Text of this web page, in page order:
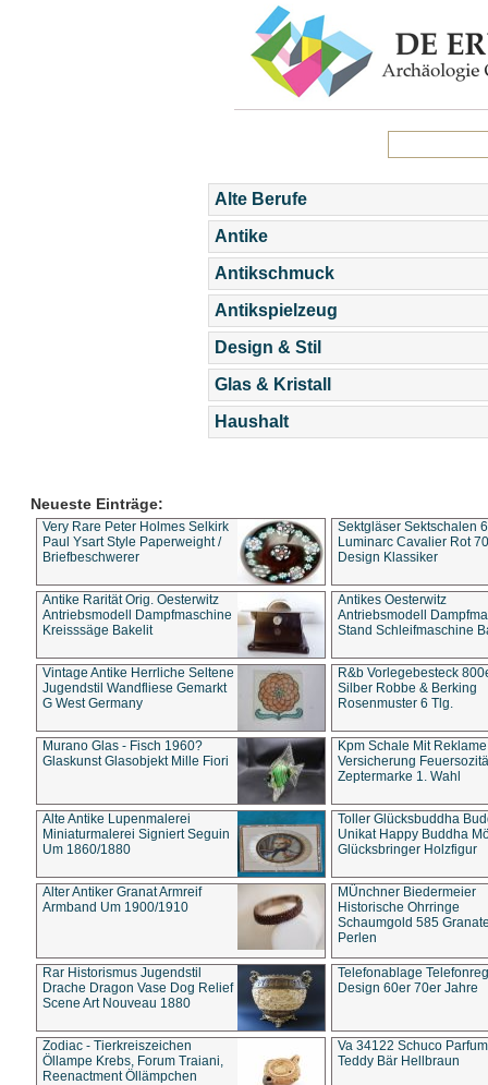
Alte Berufe
Antike
Antikschmuck
Antikspielzeug
Design & Stil
Glas & Kristall
Haushalt
Neueste Einträge:
Very Rare Peter Holmes Selkirk
Paul Ysart Style Paperweight /
Briefbeschwerer
Sektgläser Sektschalen
Luminarc Cavalier Rot
Design Klassiker
Antike Rarität Orig. Oesterwitz
Antriebsmodell Dampfmaschine
Kreisssäge Bakelit
Antikes Oesterwitz
Antriebsmodell
Stand Schleifmaschine
Vintage Antike Herrliche Seltene
Jugendstil Wandfliese Gemarkt
G West Germany
R&b Vorlegebesteck
Silber Robbe & Berking
Rosenmuster 6 Tlg.
Murano Glas - Fisch 1960?
Glaskunst Glasobjekt Mille Fiori
Kpm Schale Mit Reklame
Versicherung
Zeptermarke 1. Wahl
Alte Antike Lupenmalerei
Miniaturmalerei Signiert Seguin
Um 1860/1880
Toller Glücksbuddha
Unikat Happy Buddha
Glücksbringer Holzfigur
Alter Antiker Granat Armreif
Armband Um 1900/1910
MÜnchner Biedermeier
Historische Ohrringe
Schaumgold 585
Perlen
Rar Historismus Jugendstil
Drache Dragon Vase Dog Relief
Scene Art Nouveau 1880
Telefonablage
Design 60er 70er Jahre
Zodiac - Tierkreiszeichen
Öllampe Krebs, Forum Traiani,
Reenactment Öllämpchen
Va 34122 Schuco
Teddy Bär Hellbraun